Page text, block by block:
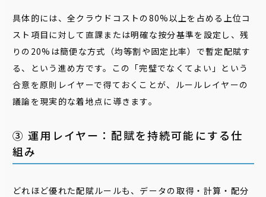
具体的には、全クラウドコストの80%以上を占める上位コ
スト項目に対して直課または明確な按分基準を設定し、残
りの20%は簡便な方式（均等割や固定比率）で暫定配賦す
る、という進め方です。この「完璧でなくてよい」という
合意を原則レイヤーで得ておくことが、ルールレイヤーの
議論を現実的な着地点に導きます。
③ 運用レイヤー：配賦を持続可能にする仕
組み
どれほど優れた配賦ルールも、データの取得・計算・配分